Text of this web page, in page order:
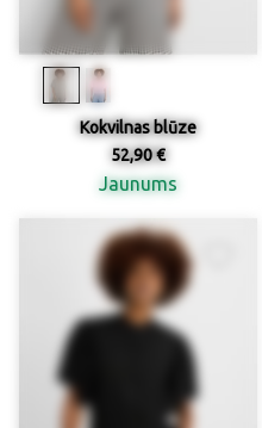
Kokvilnas blūze
52,90 €
Jaunums